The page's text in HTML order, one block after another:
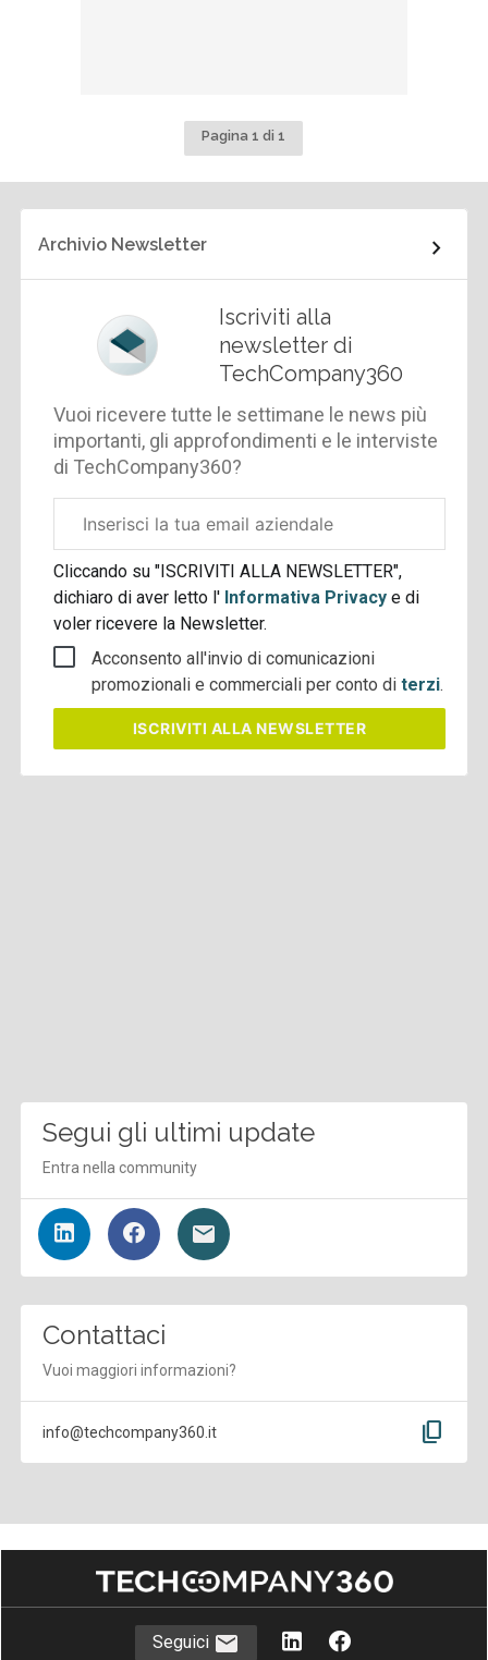
Pagina 1 di 1
Archivio Newsletter
Iscriviti alla
newsletter di
TechCompany360
Vuoi ricevere tutte le settimane le news più
importanti, gli approfondimenti e le interviste
di TechCompany360?
aziendale
Cliccando su "ISCRIVITI ALLA NEWSLETTER",
dichiaro di aver letto l' Informativa Privacye di
voler ricevere la Newsletter.
Acconsento all'invio di comunicazioni
promozionali e commerciali per conto diterzi.
ISCRIVITI ALLA NEWSLETTER
Segui gli ultimi update
Entra nella community
Contattaci
Vuoi maggiori informazioni?
info@techcompany360.it content_copy
Seguici